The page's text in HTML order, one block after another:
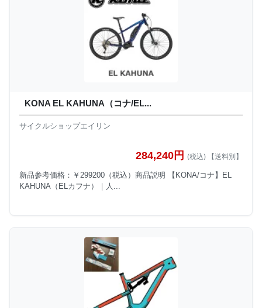
KONA EL KAHUNA（コナ/EL...
サイクルショップエイリン
284,240円 (税込) 【送料別】
新品参考価格：￥299200（税込）商品説明 【KONA/コナ】EL
KAHUNA（ELカフナ）｜人...